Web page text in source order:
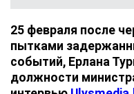
25 февраля после
пытками
событий, Ерлана
должности